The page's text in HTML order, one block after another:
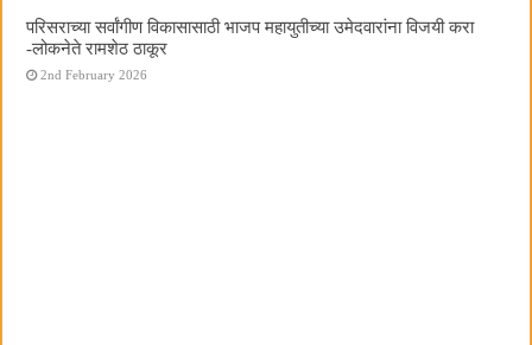
परिसराच्या सर्वांगीण विकासासाठी भाजप महायुतीच्या उमेदवारांना विजयी करा
-लोकनेते रामशेठ ठाकूर
2nd February 2026